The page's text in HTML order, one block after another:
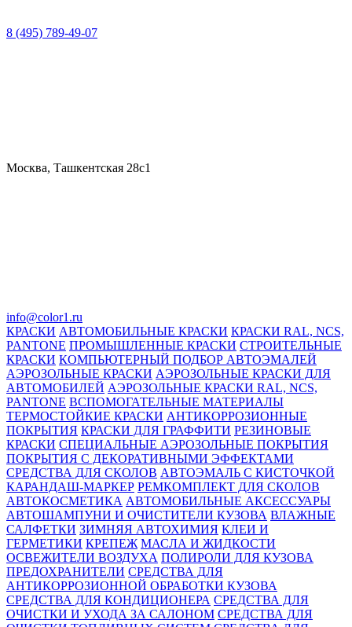
8 (495) 789-49-07
Москва, Ташкентская 28с1
info@color1.ru
КРАСКИ АВТОМОБИЛЬНЫЕ КРАСКИ КРАСКИ RAL, NCS,
PANTONE ПРОМЫШЛЕННЫЕ КРАСКИ СТРОИТЕЛЬНЫЕ
КРАСКИ КОМПЬЮТЕРНЫЙ ПОДБОР АВТОЭМАЛЕЙ
АЭРОЗОЛЬНЫЕ КРАСКИ АЭРОЗОЛЬНЫЕ КРАСКИ ДЛЯ
АВТОМОБИЛЕЙ АЭРОЗОЛЬНЫЕ КРАСКИ RAL, NCS,
PANTONE ВСПОМОГАТЕЛЬНЫЕ МАТЕРИАЛЫ
ТЕРМОСТОЙКИЕ КРАСКИ АНТИКОРРОЗИОННЫЕ
ПОКРЫТИЯ КРАСКИ ДЛЯ ГРАФФИТИ РЕЗИНОВЫЕ
КРАСКИ СПЕЦИАЛЬНЫЕ АЭРОЗОЛЬНЫЕ ПОКРЫТИЯ
ПОКРЫТИЯ С ДЕКОРАТИВНЫМИ ЭФФЕКТАМИ
СРЕДСТВА ДЛЯ СКОЛОВ АВТОЭМАЛЬ С КИСТОЧКОЙ
КАРАНДАШ-МАРКЕР РЕМКОМПЛЕКТ ДЛЯ СКОЛОВ
АВТОКОСМЕТИКА АВТОМОБИЛЬНЫЕ АКСЕССУАРЫ
АВТОШАМПУНИ И ОЧИСТИТЕЛИ КУЗОВА ВЛАЖНЫЕ
САЛФЕТКИ ЗИМНЯЯ АВТОХИМИЯ КЛЕИ И
ГЕРМЕТИКИ КРЕПЕЖ МАСЛА И ЖИДКОСТИ
ОСВЕЖИТЕЛИ ВОЗДУХА ПОЛИРОЛИ ДЛЯ КУЗОВА
ПРЕДОХРАНИТЕЛИ СРЕДСТВА ДЛЯ
АНТИКОРРОЗИОННОЙ ОБРАБОТКИ КУЗОВА
СРЕДСТВА ДЛЯ КОНДИЦИОНЕРА СРЕДСТВА ДЛЯ
ОЧИСТКИ И УХОДА ЗА САЛОНОМ СРЕДСТВА ДЛЯ